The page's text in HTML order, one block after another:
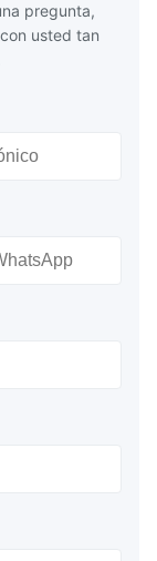
pregunta,
usted tan